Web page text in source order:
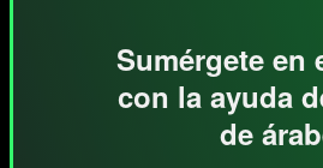
Sumérgete en
con la ayuda
de